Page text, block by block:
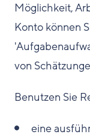
Möglichkeit,
Konto können
von
Benutzen Sie
eine